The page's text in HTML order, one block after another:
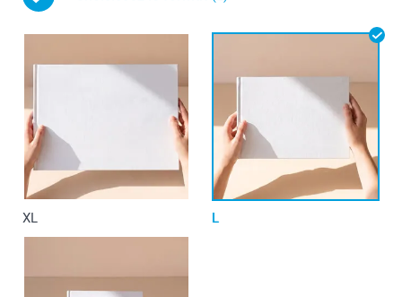
XL L